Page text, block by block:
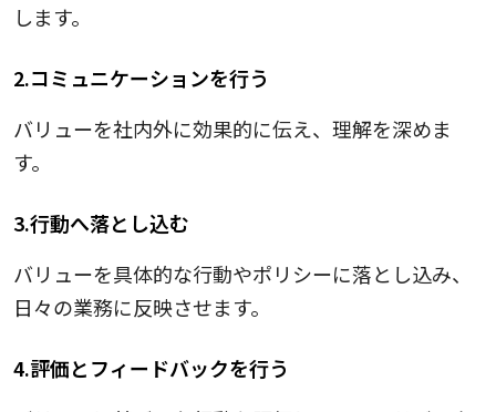
します。
2.コミュニケーションを行う
バリューを社内外に効果的に伝え、理解を深めま
す。
3.行動へ落とし込む
バリューを具体的な行動やポリシーに落とし込み、
日々の業務に反映させます。
4.評価とフィードバックを行う